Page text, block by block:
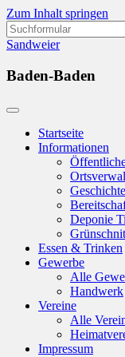
Zum Inhalt springen
Suchen
nach:
Sandweier
Baden-Baden
Startseite
Informationen
Geschichte
Deponie
Essen & Trinken
Gewerbe
Alle
Handwerk
Vereine
Alle
Impressum